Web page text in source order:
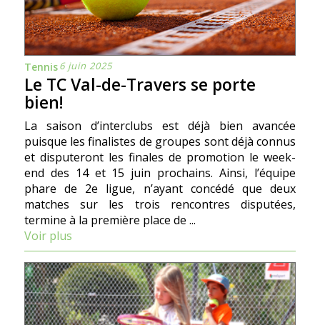
Tennis6 juin 2025
Le TC Val-de-Travers se porte
bien!
La saison d’interclubs est déjà bien avancée
puisque les finalistes de groupes sont déjà connus
et disputeront les finales de promotion le week-
end des 14 et 15 juin prochains. Ainsi, l’équipe
phare de 2e ligue, n’ayant concédé que deux
matches sur les trois rencontres disputées,
termine à la première place de ...
Voir plus